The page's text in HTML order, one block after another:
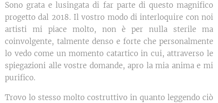
Sono grata e lusingata di far parte di questo magnifico
progetto dal 2018. Il vostro modo di interloquire con noi
artisti mi piace molto, non è per nulla sterile ma
coinvolgente, talmente denso e forte che personalmente
lo vedo come un momento catartico in cui, attraverso le
spiegazioni alle vostre domande, apro la mia anima e mi
purifico.
Trovo lo stesso molto costruttivo in quanto leggendo ciò